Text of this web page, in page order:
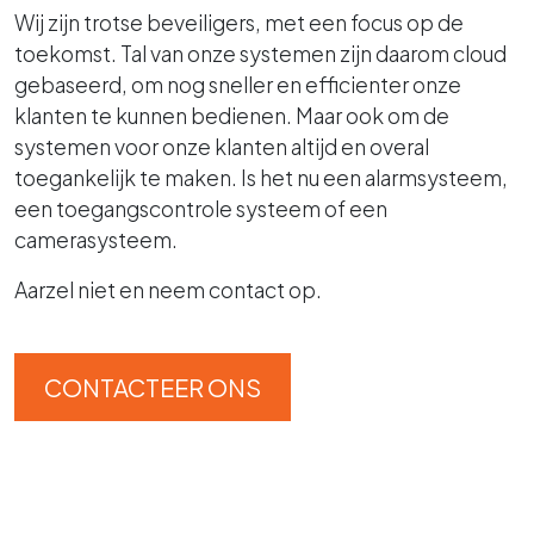
Wij zijn trotse beveiligers, met een focus op de
toekomst. Tal van onze systemen zijn daarom cloud
gebaseerd, om nog sneller en efficienter onze
klanten te kunnen bedienen. Maar ook om de
systemen voor onze klanten altijd en overal
toegankelijk te maken. Is het nu een alarmsysteem,
een toegangscontrole systeem of een
camerasysteem.
Aarzel niet en neem contact op.
CONTACTEER ONS